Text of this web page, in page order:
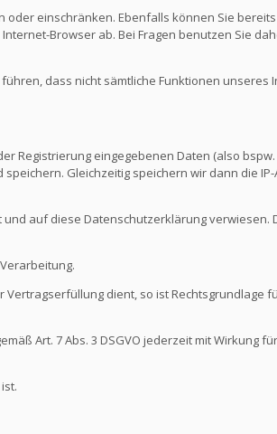
einschränken. Ebenfalls können Sie
Browser ab. Bei Fragen benutzen Sie
dass nicht sämtliche Funktionen
Registrierung eingegebenen Daten (also
Gleichzeitig speichern wir dann die
auf diese Datenschutzerklärung
dient, so ist Rechtsgrundlage
Art. 7 Abs. 3 DSGVO jederzeit mit Wirkung